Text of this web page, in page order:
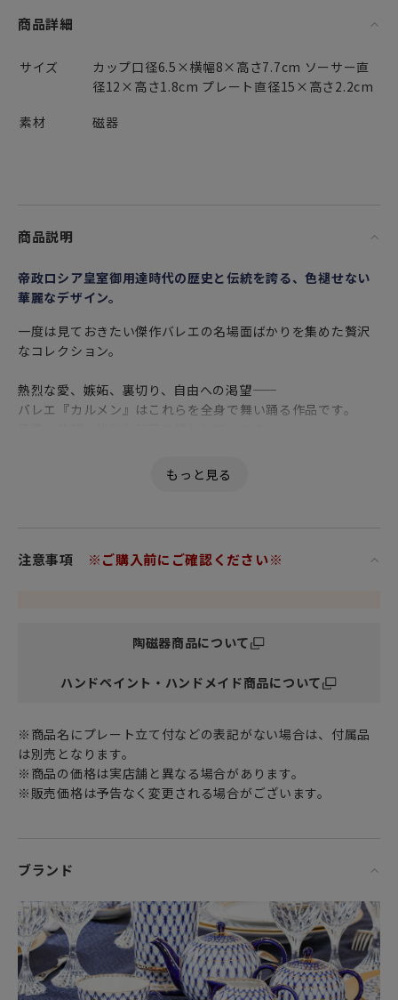
商品詳細
サイズ
カップ口径6.5×横幅8×高さ7.7cm ソーサー直
径12×高さ1.8cm プレート直径15×高さ2.2cm
素材
磁器
商品説明
帝政ロシア皇室御用達時代の歴史と伝統を誇る、色褪せない
華麗なデザイン。
一度は見ておきたい傑作バレエの名場面ばかりを集めた贅沢
なコレクション。
熱烈な愛、嫉妬、裏切り、自由への渇望――
バレエ『カルメン』はこれらを全身で舞い踊る作品です。
女性・男性にかかわらず、日頃お世話になっている方、大切
他にはない優美で華麗な輝きを放ち続ける
ロシア最古の傑作磁器ブランド インペリアル・ポーセリン。
現在に至るまでとくに人気のシリーズが
Anna Yatskevich アンナ・ヤツケヴィッチが生み出した
による
ロシアの風俗を巧みに織り込んだ作品達。
ソ連時代には磁器の絵付けや造形において
たいへん才能のある芸術家たちも多く現れました。
なかでもペインターの中では
ヤツケヴィッチとヴォロビエフスキーの名前を外すことはで
注意事項 ※ご購入前にご確認ください※
陶磁器商品について
ハンドペイント・ハンドメイド商品について
※商品名にプレート立て付などの表記がない場合は、付属品
は別売となります。
※商品の価格は実店舗と異なる場合があります。
※販売価格は予告なく変更される場合がございます。
ブランド